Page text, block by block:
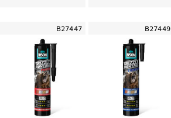
B27447 B27449